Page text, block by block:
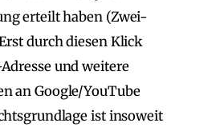
erteilt haben (Zwei-
durch diesen Klick
und weitere
an Google/YouTube
ist insoweit